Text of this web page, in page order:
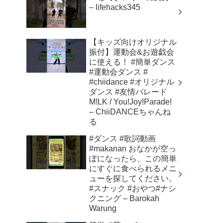
– lifehacks345
【キッズ向けオリジナル
振付】運動会&お遊戯会
に使える！ #簡単ダンス
#運動会ダンス #
#chiidance #オリジナル
ダンス #友情パレード
M!LK / You!Joy!Parade!
– ChiiDANCEちゃんね
る
#ダンス #歌詞動画
#makanan おなかが空っ
ぽになったら、この簡単
にすぐに食べられるメニ
ューを探してください。
#スナック #おやつ#ナシ
クニング – Barokah
Warung